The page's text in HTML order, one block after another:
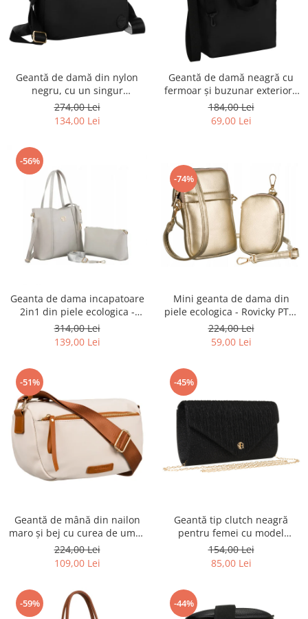
Geantă de damă din nylon
negru, cu un singur
compartiment, închidere cu
fermoar - Peterson PTR-PTN
274,00 Lei
134,00 Lei
Geantă de damă neagră cu
fermoar și buzunar exterior -
Peterson PTR-PTN TZ15605D-
0917 BL
184,00 Lei
69,00 Lei
-56%
Geanta de dama incapatoare
2in1 din piele ecologica -
Rovicky PTR-R-TOR-ALE-7-0950
GRA
314,00 Lei
139,00 Lei
-74%
Mini geanta de dama din
piele ecologica - Rovicky PTR-
R-KP-10-HRH-4232 GOL
224,00 Lei
59,00 Lei
-51%
Geantă de mână din nailon
maro și bej cu curea de umăr
- Peterson PTR-PTN JN-05
IVORY-BROW
224,00 Lei
109,00 Lei
-45%
Geantă tip clutch neagră
pentru femei cu model
herringbone suspendată pe
un lanț - Rovicky PTR-R-XS021-
154,00 Lei
85,00 Lei
-59% -44%